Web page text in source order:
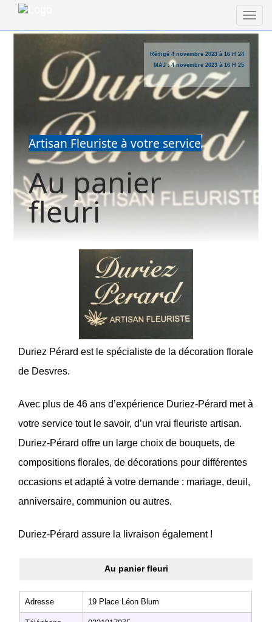
Rédigé 4 novembre 2023 à 16 H 24
MAJ :4 novembre 2023 à 16 H 25
Artisan Fleuriste à votre service
Au panier
fleuri
Duriez Pérard est le spécialiste de la décoration florale
de Desvres.
Avec plus de 46 ans d’expérience Duriez-Pérard met à
votre service tout le savoir, d’un vrai fleuriste artisan.
Duriez-Pérard offre un large choix de bouquets, de
compositions florales, de décorations pour différentes
occasions et adapté à votre demande : mariage, deuil,
anniversaire, communion ou autres.
Duriez-Pérard assure la livraison également !
Au panier fleuri
Adresse 19 Place Léon Blum